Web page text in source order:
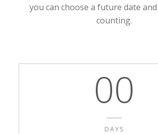
you can choose a future date
counting.
00
DAYS